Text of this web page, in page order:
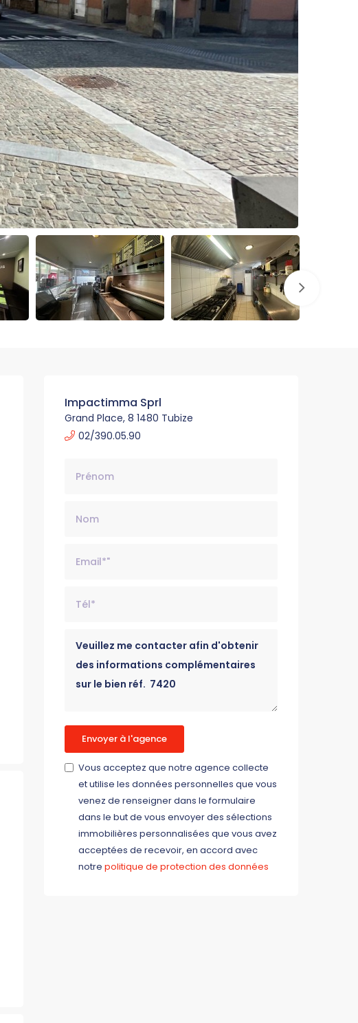
Impactimma Sprl
Grand Place, 8 1480 Tubize
02/390.05.90
Message
Envoyer à l'agence
Vous acceptez que notre agence collecte
et utilise les données personnelles que vous
venez de renseigner dans le formulaire
dans le but de vous envoyer des sélections
immobilières personnalisées que vous avez
acceptées de recevoir, en accord avec
notre politique de protection des données